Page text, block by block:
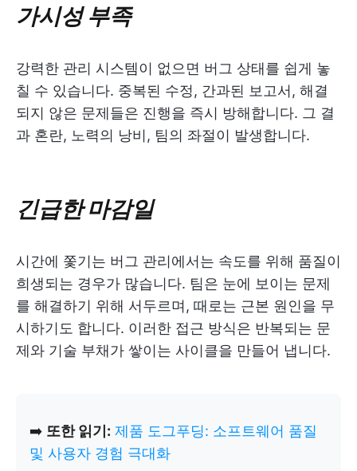
가시성 부족
강력한 관리 시스템이 없으면 버그 상태를 쉽게 놓
칠 수 있습니다. 중복된 수정, 간과된 보고서, 해결
되지 않은 문제들은 진행을 즉시 방해합니다. 그 결
과 혼란, 노력의 낭비, 팀의 좌절이 발생합니다.
긴급한 마감일
시간에 쫓기는 버그 관리에서는 속도를 위해 품질이
희생되는 경우가 많습니다. 팀은 눈에 보이는 문제
를 해결하기 위해 서두르며, 때로는 근본 원인을 무
시하기도 합니다. 이러한 접근 방식은 반복되는 문
제와 기술 부채가 쌓이는 사이클을 만들어 냅니다.
➡️ 또한 읽기: 제품 도그푸딩: 소프트웨어 품질
및 사용자 경험 극대화